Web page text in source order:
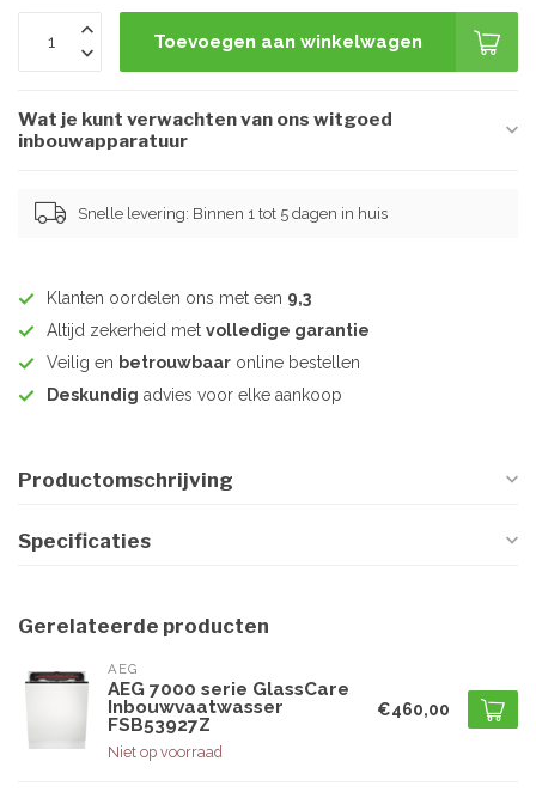
Toevoegen aan winkelwagen
Wat je kunt verwachten van ons witgoed
inbouwapparatuur
Snelle levering: Binnen 1 tot 5 dagen in huis
Klanten oordelen ons met een 9,3
Altijd zekerheid met volledige garantie
Veilig en betrouwbaar online bestellen
Deskundig advies voor elke aankoop
Productomschrijving
Specificaties
Gerelateerde producten
AEG
AEG 7000 serie GlassCare
Inbouwvaatwasser
FSB53927Z
Niet op voorraad
€460,00